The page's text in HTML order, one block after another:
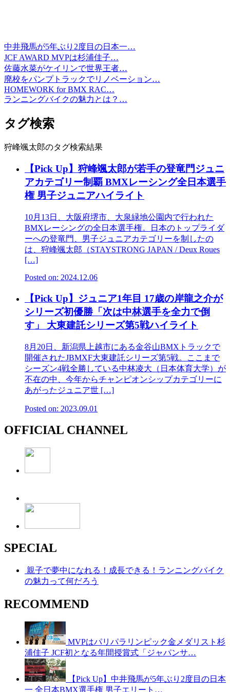
中井飛馬が5年ぶり2度目の日本一…
JCF AWARD MVPは杉浦佳子…
佐藤水菜がケイリンで世界王者…
廃校をパンプトラックでリノベーション…
HOMEWORK for BMX RAC…
ランニングバイクの魅力とは？…
タグ検索
狩峰颯太郎のタグ検索結果
【Pick Up】狩峰颯太郎が若手の登竜門ジュニ
アカテゴリー制覇 BMXレーシング全日本選手
権 男子ジュニアハイライト
10月13日、大阪府堺市、大泉緑地公園内で行われた
BMXレーシングの全日本選手権。日本のトップライダ
ーへの登竜門、男子ジュニアカテゴリーを制したの
は、狩峰颯太郎（STAYSTRONG JAPAN / Deux Roues
[…]
Posted on: 2024.12.06
【Pick Up】ジュニア1年目 17歳の岸龍之介が
シリーズ初優勝「次は中林選手を全力で倒
す」 大東建託シリーズ第5戦ハイライト
8月20日、新潟県上越市にある金谷山BMXトラックで
開催されたJBMXF大東建託シリーズ第5戦。ここまで
シーズン4戦全勝している中林凌大（日本体育大学）が
不在の中、今年からチャンピオンシップカテゴリーに
あがったジュニア世 […]
Posted on: 2023.09.01
OFFICIAL CHANNEL
SPECIAL
親子で夢中になれる！成長できる！ランニングバイク
の魅力って何だろう
RECOMMEND
MVPはパリパラリンピック金メダリスト杉
浦佳子 JCF初となる年間授賞式「ジャパンサ…
【Pick Up】中井飛馬が5年ぶり2度目の日本
一 全日本BMX選手権 男子エリート…